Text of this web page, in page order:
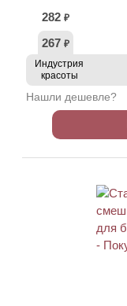
282 ₽
267 ₽
Индустрия
красоты
Нашли дешевле?